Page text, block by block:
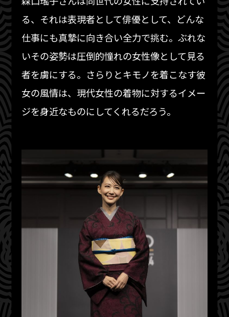
る、それは表現者として俳優として、どんな
仕事にも真摯に向き合い全力で挑む。ぶれな
いその姿勢は圧倒的憧れの女性像として見る
者を虜にする。さらりとキモノを着こなす彼
女の風情は、現代女性の着物に対するイメー
ジを身近なものにしてくれるだろう。